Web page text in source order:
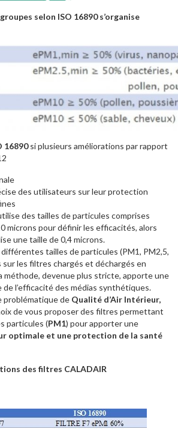
selon ISO 16890s’organise
16890si plusieurs améliorations par rapport
des utilisateurs sur leur protection
des tailles de particules comprises
microns pour définir les efficacités, alors
une taille de 0,4 microns.
tailles de particules (PM1, PM2,5,
sur les filtres chargés et déchargés en
méthode, devenue plus stricte, apporte une
l’efficacité des médias synthétiques.
problématique de Qualité d’Air Intérieur,
de vous proposer des filtres permettant
particules (PM1) pour apporter une
optimale et une protection de la santé
des filtres CALADAIR